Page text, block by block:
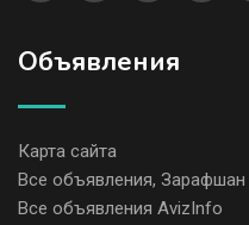
Объявления
Карта сайта
Все объявления, Зарафшан
Все объявления AvizInfo